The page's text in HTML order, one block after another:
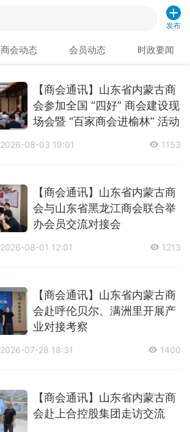
发布
商会动态 会员动态 时政要闻
【商会通讯】山东省内蒙古商
会参加全国 “四好” 商会建设现
场会暨 “百家商会进榆林” 活动
2026-08-03 19:01 1153
【商会通讯】山东省内蒙古商
会与山东省黑龙江商会联合举
办会员交流对接会
2026-08-01 12:01 1213
【商会通讯】山东省内蒙古商
会赴呼伦贝尔、满洲里开展产
业对接考察
2026-07-28 18:31 1400
【商会通讯】山东省内蒙古商
会赴上合控股集团走访交流